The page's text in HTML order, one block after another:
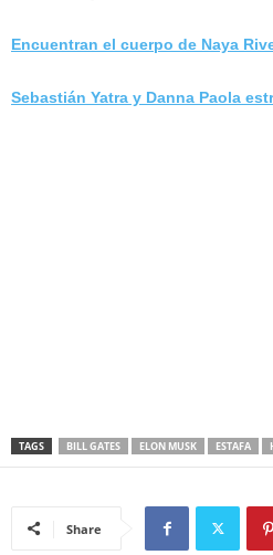
Encuentran el cuerpo de Naya
Sebastián Yatra y Danna Paola
TAGS BILL GATES ELON MUSK ESTAFA
Share